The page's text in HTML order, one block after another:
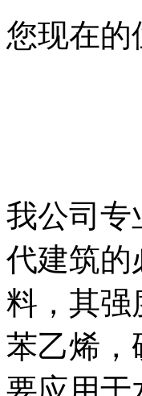
您现在的
我公司专
代建筑的
料，其强
苯乙烯，